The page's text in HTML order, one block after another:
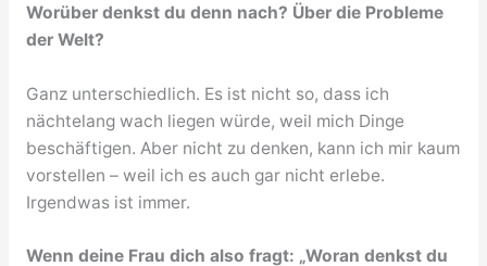
Worüber denkst du denn nach? Über die Probleme
der Welt?
Ganz unterschiedlich. Es ist nicht so, dass ich
nächtelang wach liegen würde, weil mich Dinge
beschäftigen. Aber nicht zu denken, kann ich mir kaum
vorstellen – weil ich es auch gar nicht erlebe.
Irgendwas ist immer.
Wenn deine Frau dich also fragt: „Woran denkst du